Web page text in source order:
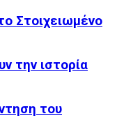
Στοιχειωμένο
την ιστορία
του